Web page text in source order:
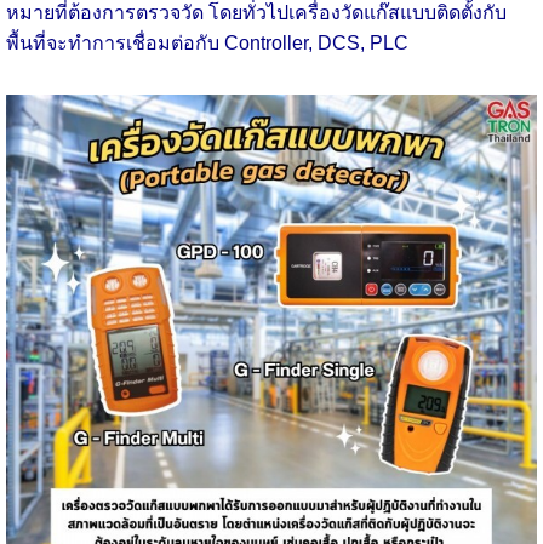
หมายที่ต้องการตรวจวัด โดยทั่วไปเครื่องวัดแก๊สแบบติดตั้งกับ
พื้นที่จะทำการเชื่อมต่อกับ Controller, DCS, PLC